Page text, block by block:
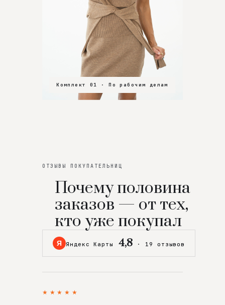
Комплект 01 · По рабочим делам
Комплект 02 · В зал
Комплект 03 · На особенный вечер
ОТЗЫВЫ ПОКУПАТЕЛЬНИЦ
Почему половина
заказов — от тех,
кто уже покупал
Я Яндекс Карты 4,8 · 19 отзывов
★★★★★